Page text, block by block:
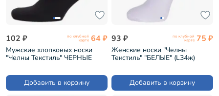
102 ₽ по клубной
карте 64 ₽
Мужские хлопковых носки
"Челны Текстиль" ЧЕРНЫЕ
Добавить в корзину
93 ₽ по клубной
карте 75 ₽
Женские носки "Челны
Текстиль" "БЕЛЫЕ" (L34ж)
Добавить в корзину